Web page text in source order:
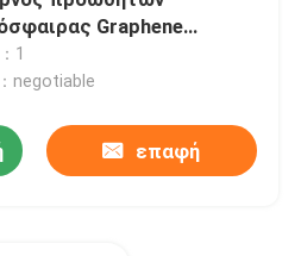
Graphene
1
negotiable
επαφή